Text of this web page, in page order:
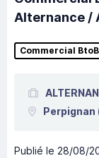
Alternance /
Commercial BtoB
Perpignan
Publié le 28/08/